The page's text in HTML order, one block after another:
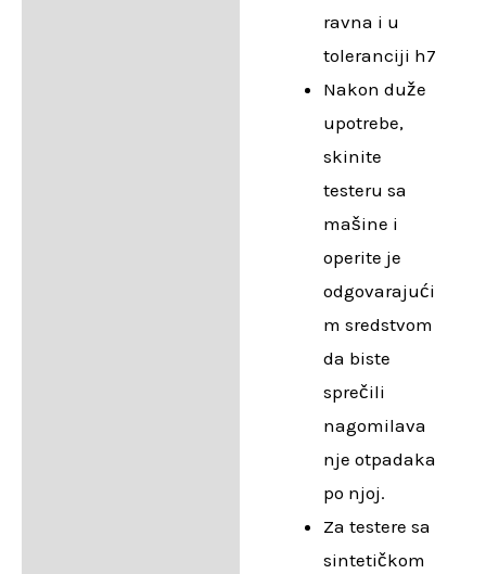
ravna i u
toleranciji h7
Nakon duže
upotrebe,
skinite
testeru sa
mašine i
operite je
odgovarajući
m sredstvom
da biste
sprečili
nagomilava
nje otpadaka
po njoj.
Za testere sa
sintetičkom